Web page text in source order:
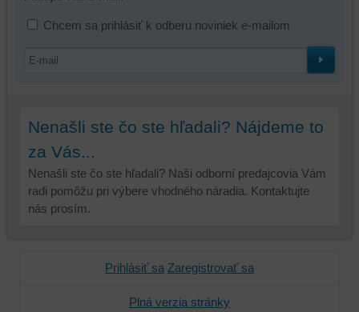
Chcem sa prihlásiť k odberu noviniek e-mailom
Nenašli ste čo ste hľadali? Nájdeme to
za Vás...
Nenašli ste čo ste hľadali? Naši odborní predajcovia Vám
radi pomôžu pri výbere vhodného náradia. Kontaktujte
nás prosím.
Prihlásiť sa Zaregistrovať sa
Plná verzia stránky
atď.